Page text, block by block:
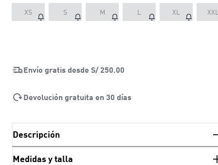
XS S M L XL
Envío gratis desde S/ 250.00
Devolución gratuita en 30 días
Descripción
Medidas y talla